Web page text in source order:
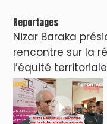
Reportages
Nizar Baraka
rencontre sur la
l’équité territoriale